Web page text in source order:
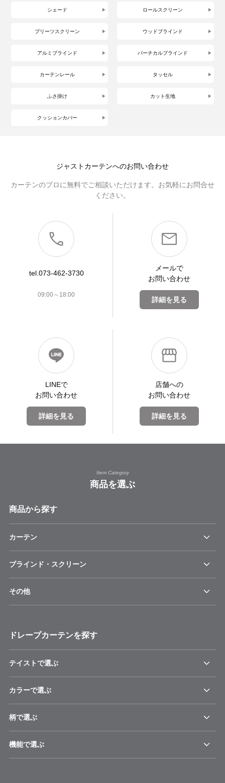
シェード ロールスクリーン
プリーツスクリーン ウッドブラインド
アルミブラインド バーチカルブラインド
カーテンレール タッセル
ふさ掛け カット生地
クッションカバー
ジャストカーテンへのお問い合わせ
カーテンのプロに無料でご相談いただけます。お気軽にお問合せ
ください。
tel.073-462-3730
09:00～18:00
メールで
お問い合わせ
詳細を見る
LINEで
お問い合わせ
詳細を見る
店舗への
お問い合わせ
詳細を見る
Item Category
商品を選ぶ
商品から探す
カーテン
ブラインド・スクリーン
その他
ドレープカーテンを探す
テイストで選ぶ
カラーで選ぶ
柄で選ぶ
機能で選ぶ